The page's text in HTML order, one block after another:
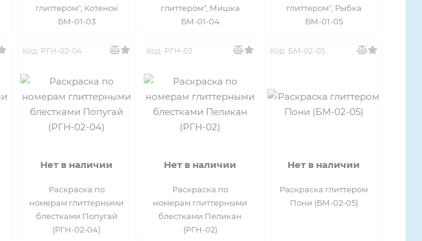
глиттером", Котенок
БМ-01-03
глиттером", Мишка
БМ-01-04
глиттером", Рыбка
БМ-01-05
Код: РГН-02-04
Нет в наличии
Раскраска по
номерам глиттерными
блестками Попугай
(РГН-02-04)
Код: РГН-02
Нет в наличии
Раскраска по
номерам глиттерными
блестками Пеликан
(РГН-02)
Код: БМ-02-05
Нет в наличии
Раскраска глиттером
Пони (БМ-02-05)